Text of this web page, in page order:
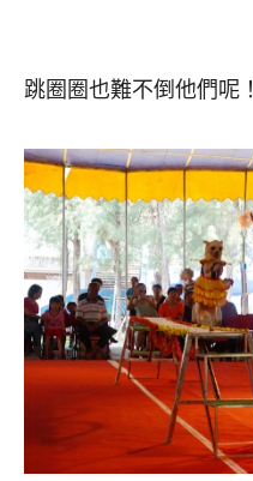
跳圈圈也難不倒他們呢！